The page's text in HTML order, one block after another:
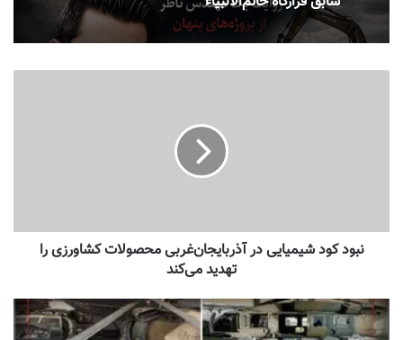
نبود کود شیمیایی در آذربایجان‌غربی محصولات کشاورزی را
تهدید می‌کند